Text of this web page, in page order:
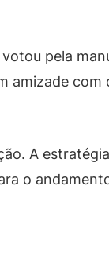
votou pela
amizade com
A estratégia
o